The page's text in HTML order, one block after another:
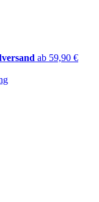
ab 59,90 €